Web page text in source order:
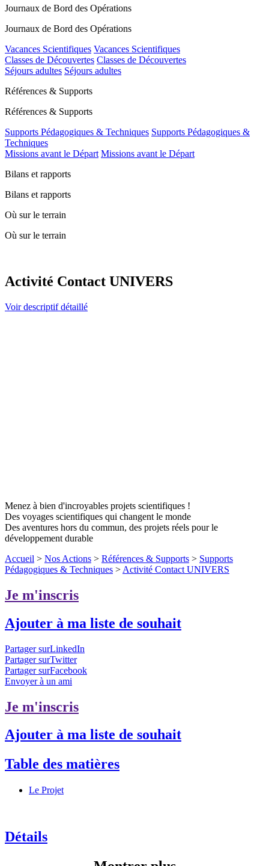
Journaux de Bord des Opérations
Journaux de Bord des Opérations
Vacances Scientifiques Vacances Scientifiques
Classes de Découvertes Classes de Découvertes
Séjours adultes Séjours adultes
Références & Supports
Références & Supports
Supports Pédagogiques & Techniques Supports Pédagogiques &
Techniques
Missions avant le Départ Missions avant le Départ
Bilans et rapports
Bilans et rapports
Où sur le terrain
Où sur le terrain
Activité Contact UNIVERS
Voir descriptif détaillé
Menez à bien d'incroyables projets scientifiques !
Des voyages scientifiques qui changent le monde
Des aventures hors du commun, des projets réels pour le
développement durable
Accueil > Nos Actions > Références & Supports > Supports
Pédagogiques & Techniques > Activité Contact UNIVERS
Je m'inscris
Ajouter à ma liste de souhait
Partager surLinkedIn
Partager surTwitter
Partager surFacebook
Envoyer à un ami
Je m'inscris
Ajouter à ma liste de souhait
Table des matières
Le Projet
Détails